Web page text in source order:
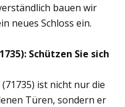
bauen wir
neues Schloss ein.
Schützen Sie sich
ist nicht nur die
Türen, sondern er